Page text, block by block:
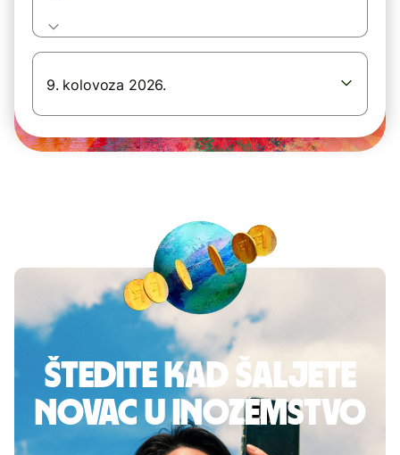
9. kolovoza 2026.
Štedite kad šaljete
novac u inozemstvo